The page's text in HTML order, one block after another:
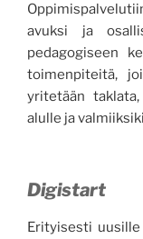
avuksi ja
pedagogiseen
toimenpiteitä,
yritetään
alulle ja
Digistart
Erityisesti